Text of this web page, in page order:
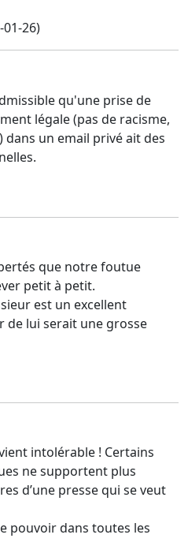
26)
qu'une prise de
légale (pas de racisme,
un email privé ait des
que notre foutue
petit à petit.
est un excellent
de lui serait une grosse
intolérable ! Certains
ne supportent plus
d’une presse qui se veut
pouvoir dans toutes les